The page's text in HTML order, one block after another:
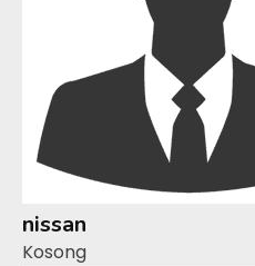
nissan
Kosong